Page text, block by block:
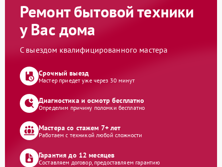
Ремонт бытовой техники
у Вас дома
С выездом квалифицированного мастера
Срочный выезд
Мастер приедет уже через 30 минут
Диагностика и осмотр бесплатно
Определим причину поломки бесплатно
Мастера со стажем 7+ лет
Работаем с техникой любой сложности
Гарантия до 12 месяцев
Составляем договор, предоставляем гарантию